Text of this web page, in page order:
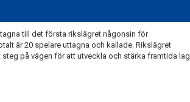
till det första rikslägret någonsin för
är 20 spelare uttagna och kallade. Rikslägret
på vägen för att utveckla och stärka framtida lag